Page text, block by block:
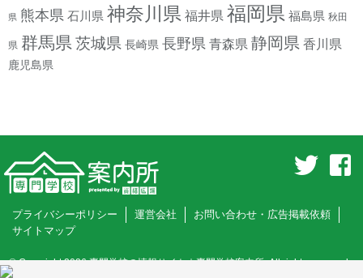
県 熊本県 石川県 神奈川県 福井県 福岡県 福島県 秋田
県 群馬県 茨城県 長崎県 長野県 青森県 静岡県 香川県
鹿児島県
プライバシーポリシー 運営会社
お問い合わせ・広告掲載依頼
サイトマップ
© Copyright 2026専門学校の情報サイト｜専門学校案内所. All rights reserved.